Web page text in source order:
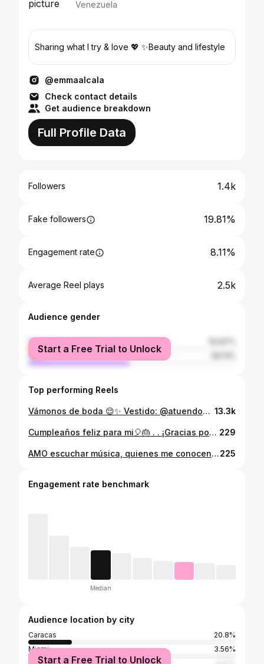
Venezuela
Sharing what I try & love 💖 ✨Beauty and lifestyle
@emmaalcala
Check contact details
Get audience breakdown
Full Profile Data
Followers 1.4k
Fake followers 19.81%
Engagement rate 8.11%
Average Reel plays 2.5k
Audience gender
female
male
Start a Free Trial to Unlock
Top performing Reels
Vámonos de boda 😌✨ Vestido: @atuendos.boutique.ve Tan: @bodytan_ Accesorios: @luminsvzla #wedding #dress #party #outfit #ccs 13.3k
Cumpleaños feliz para mi🎈🎂 . . ¡Gracias por tanto! 229
AMO escuchar música, quienes me conocen saben que escucho música para TODO sobre todo cuando me estoy arreglando para salir🙌🏼 Así que este #grwm de #viernesyelcuerpolosabe va acompañado de una canción que tuve MAL PEGADA POR DÍAS😌 #lokera @rauwalejandro Outfit: @sheinofficial #outfit #makeup #nightout # ccs225
Engagement rate benchmark
Median
Audience location by city
Caracas
20.8%
Miami
3.56%
Start a Free Trial to Unlock